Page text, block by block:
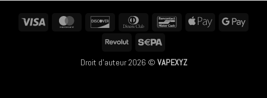
MasterCard Discover
Dinners
BancontactApple
Revolut
Droit d'auteur 2026 © VAPEXYZ